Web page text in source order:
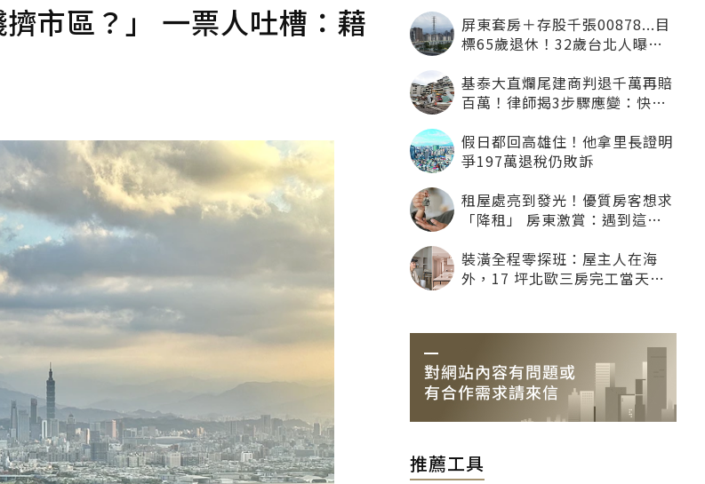
市區？」 一票人吐槽：藉
屏東套房＋存股千張00878...目
標65歲退休！32歲台北人曝：
基泰大直爛尾建商判退千萬再賠
百萬！律師揭3步驟應變：快通
假日都回高雄住！他拿里長證明
爭197萬退稅仍敗訴
租屋處亮到發光！優質房客想求
「降租」 房東激賞：遇到這種
裝潢全程零探班：屋主人在海
外，17 坪北歐三房完工當天才
推薦工具